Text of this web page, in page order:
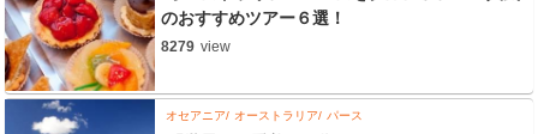
のおすすめツアー６選！
8279 view
オセアニア オーストラリア パース